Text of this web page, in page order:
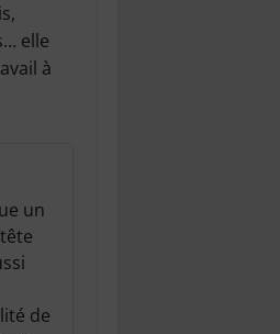
elle
à
un
de